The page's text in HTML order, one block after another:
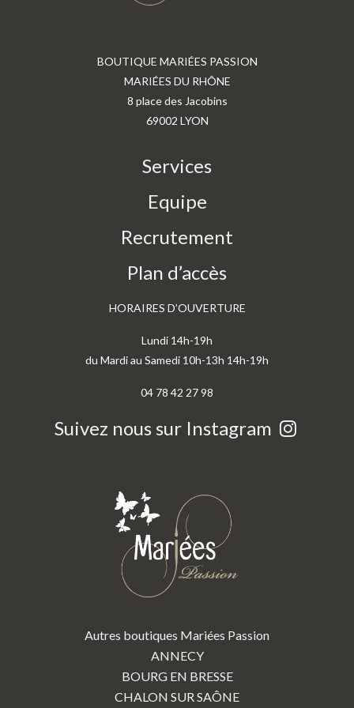
BOUTIQUE MARIÉES PASSION
MARIÉES DU RHÔNE
8 place des Jacobins
69002 LYON
Services
Equipe
Recrutement
Plan d’accès
HORAIRES D’OUVERTURE
Lundi 14h-19h
du Mardi au Samedi 10h-13h 14h-19h
04 78 42 27 98
Suivez nous sur Instagram
Autres boutiques Mariées Passion
ANNECY
BOURG EN BRESSE
CHALON SUR SAÔNE